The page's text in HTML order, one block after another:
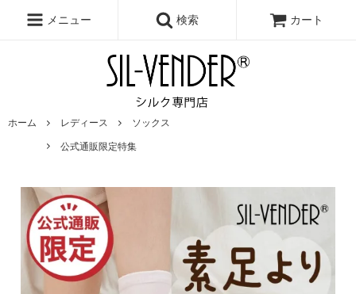
メニュー 検索 カート
ホーム レディース
ソックス
公式通販限定特集